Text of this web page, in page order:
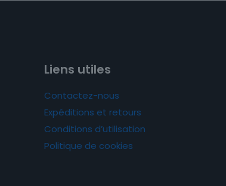
Liens utiles
Contactez-nous
Expéditions et retours
Conditions d’utilisation
Politique de cookies